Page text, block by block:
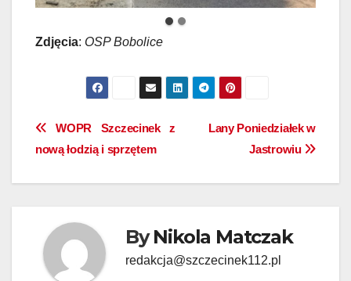
Zdjęcia: OSP Bobolice
Nawigacja
wpisu
Lany Poniedziałek w
Jastrowiu
WOPR Szczecinek z
nową łodzią i sprzętem
ByNikola Matczak
redakcja@szczecinek112.pl